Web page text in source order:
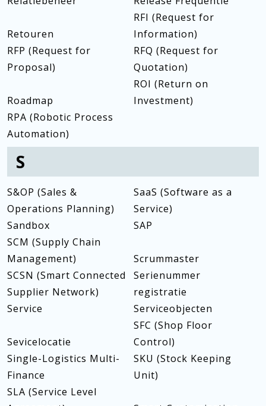
Retouren
RFI (Request for
Information)
RFP (Request for
Proposal)
RFQ (Request for
Quotation)
Roadmap
ROI (Return on
Investment)
RPA (Robotic Process
Automation)
S
S&OP (Sales &
Operations Planning)
SaaS (Software as a
Service)
Sandbox
SAP
SCM (Supply Chain
Management)
Scrummaster
SCSN (Smart Connected
Supplier Network)
Serienummer
registratie
Service
Serviceobjecten
Sevicelocatie
SFC (Shop Floor
Control)
Single-Logistics Multi-
Finance
SKU (Stock Keeping
Unit)
SLA (Service Level